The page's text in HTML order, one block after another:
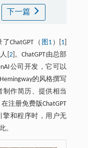
下一篇
ChatGPT（ 图1 ）[ 1
[ 2]。ChatGPT由总部
公司开发，它可以
的风格撰写
作简历、提供相当
注册免费版ChatGPT
擎和程序时，用户无
。